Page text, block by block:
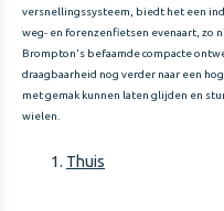
versnellingssysteem, biedt het een
weg- en forenzenfietsen evenaart, zo
Brompton's befaamde compacte
draagbaarheid nog verder naar een
met gemak kunnen laten glijden en
wielen.
Thuis